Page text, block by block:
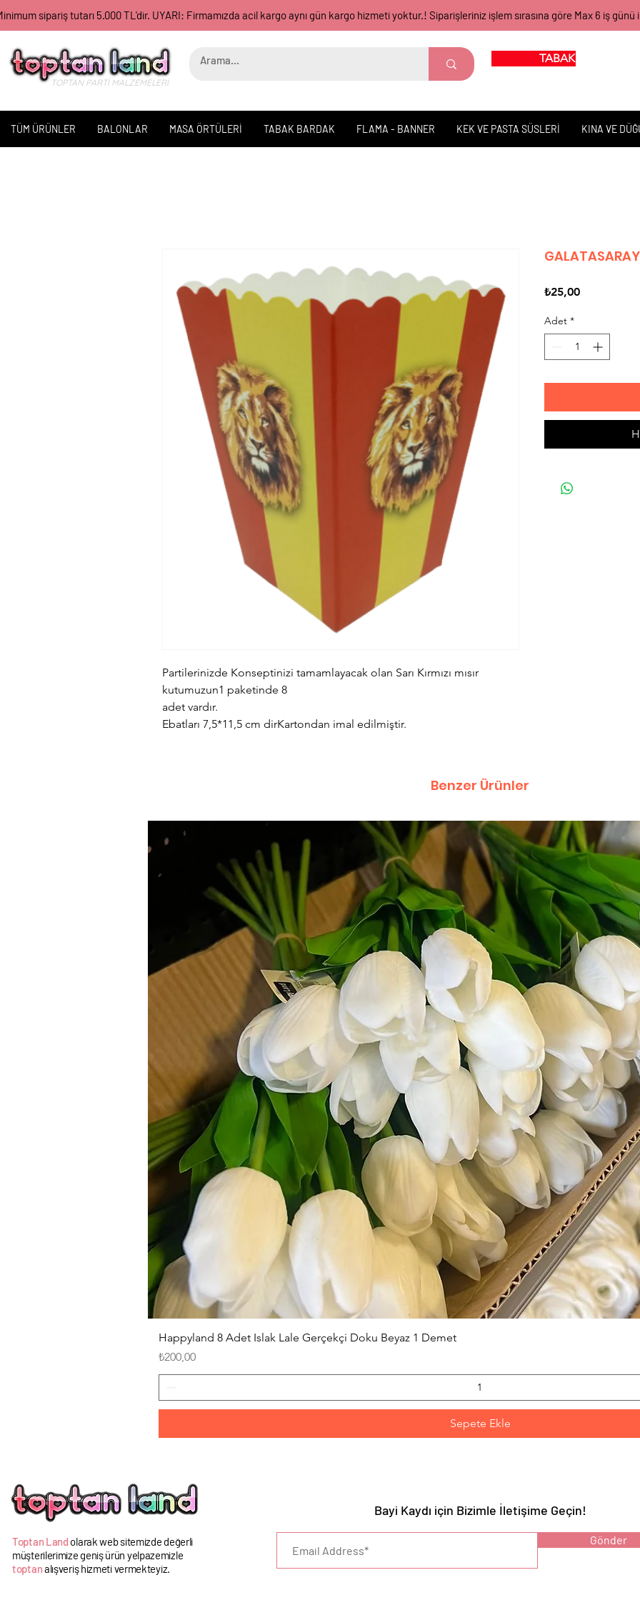
sipariş tutarı 5.000 TL'dir. UYARI: Firmamızda acil kargo aynı gün kargo hizmeti yoktur.! Siparişleriniz işlem sırasına göre Max 6 iş
TOPTAN PARTİ MALZEMELERİ
TABAK BARDAK
TÜM ÜRÜNLER BALONLAR MASA ÖRTÜLERİ TABAK BARDAK FLAMA - BANNER KEK VE PASTA SÜSLERİ KINA VE
Partilerinizde Konseptinizi tamamlayacak olan Sarı Kırmızı mısır
kutumuzun1 paketinde 8
adet vardır.
Ebatları 7,5*11,5 cm dirKartondan imal edilmiştir.
₺25,00Fiyat
Adet *
Benzer Ürünler
Happyland 8 Adet Islak Lale Gerçekçi Doku Beyaz 1 Demet
Fiyat
₺200,00
Sepete Ekle
Toptan Land olarak web sitemizde değerli
müşterilerimize geniş ürün yelpazemizle
toptanalışveriş hizmeti vermekteyiz.
UYARI :
Bayi Kaydı için Bizimle İletişime Geçin!
Gönder